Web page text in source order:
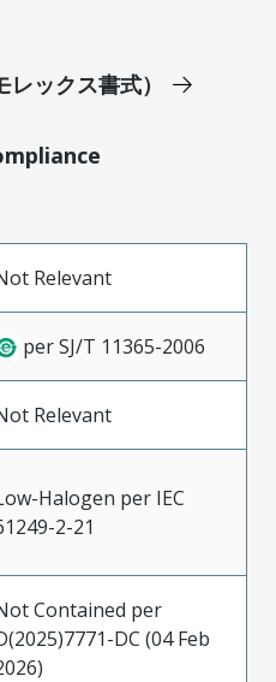
ックス書式）
Relevant
per SJ/T 11365-2006
Relevant
Halogen per IEC
2-21
Contained per
DC (04 Feb